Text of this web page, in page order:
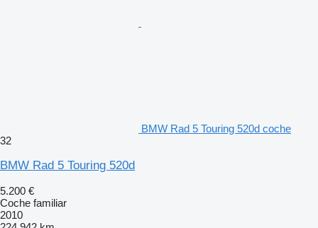
BMW Rad 5 Touring 520d coche
32
BMW Rad 5 Touring 520d
5.200 €
Coche familiar
2010